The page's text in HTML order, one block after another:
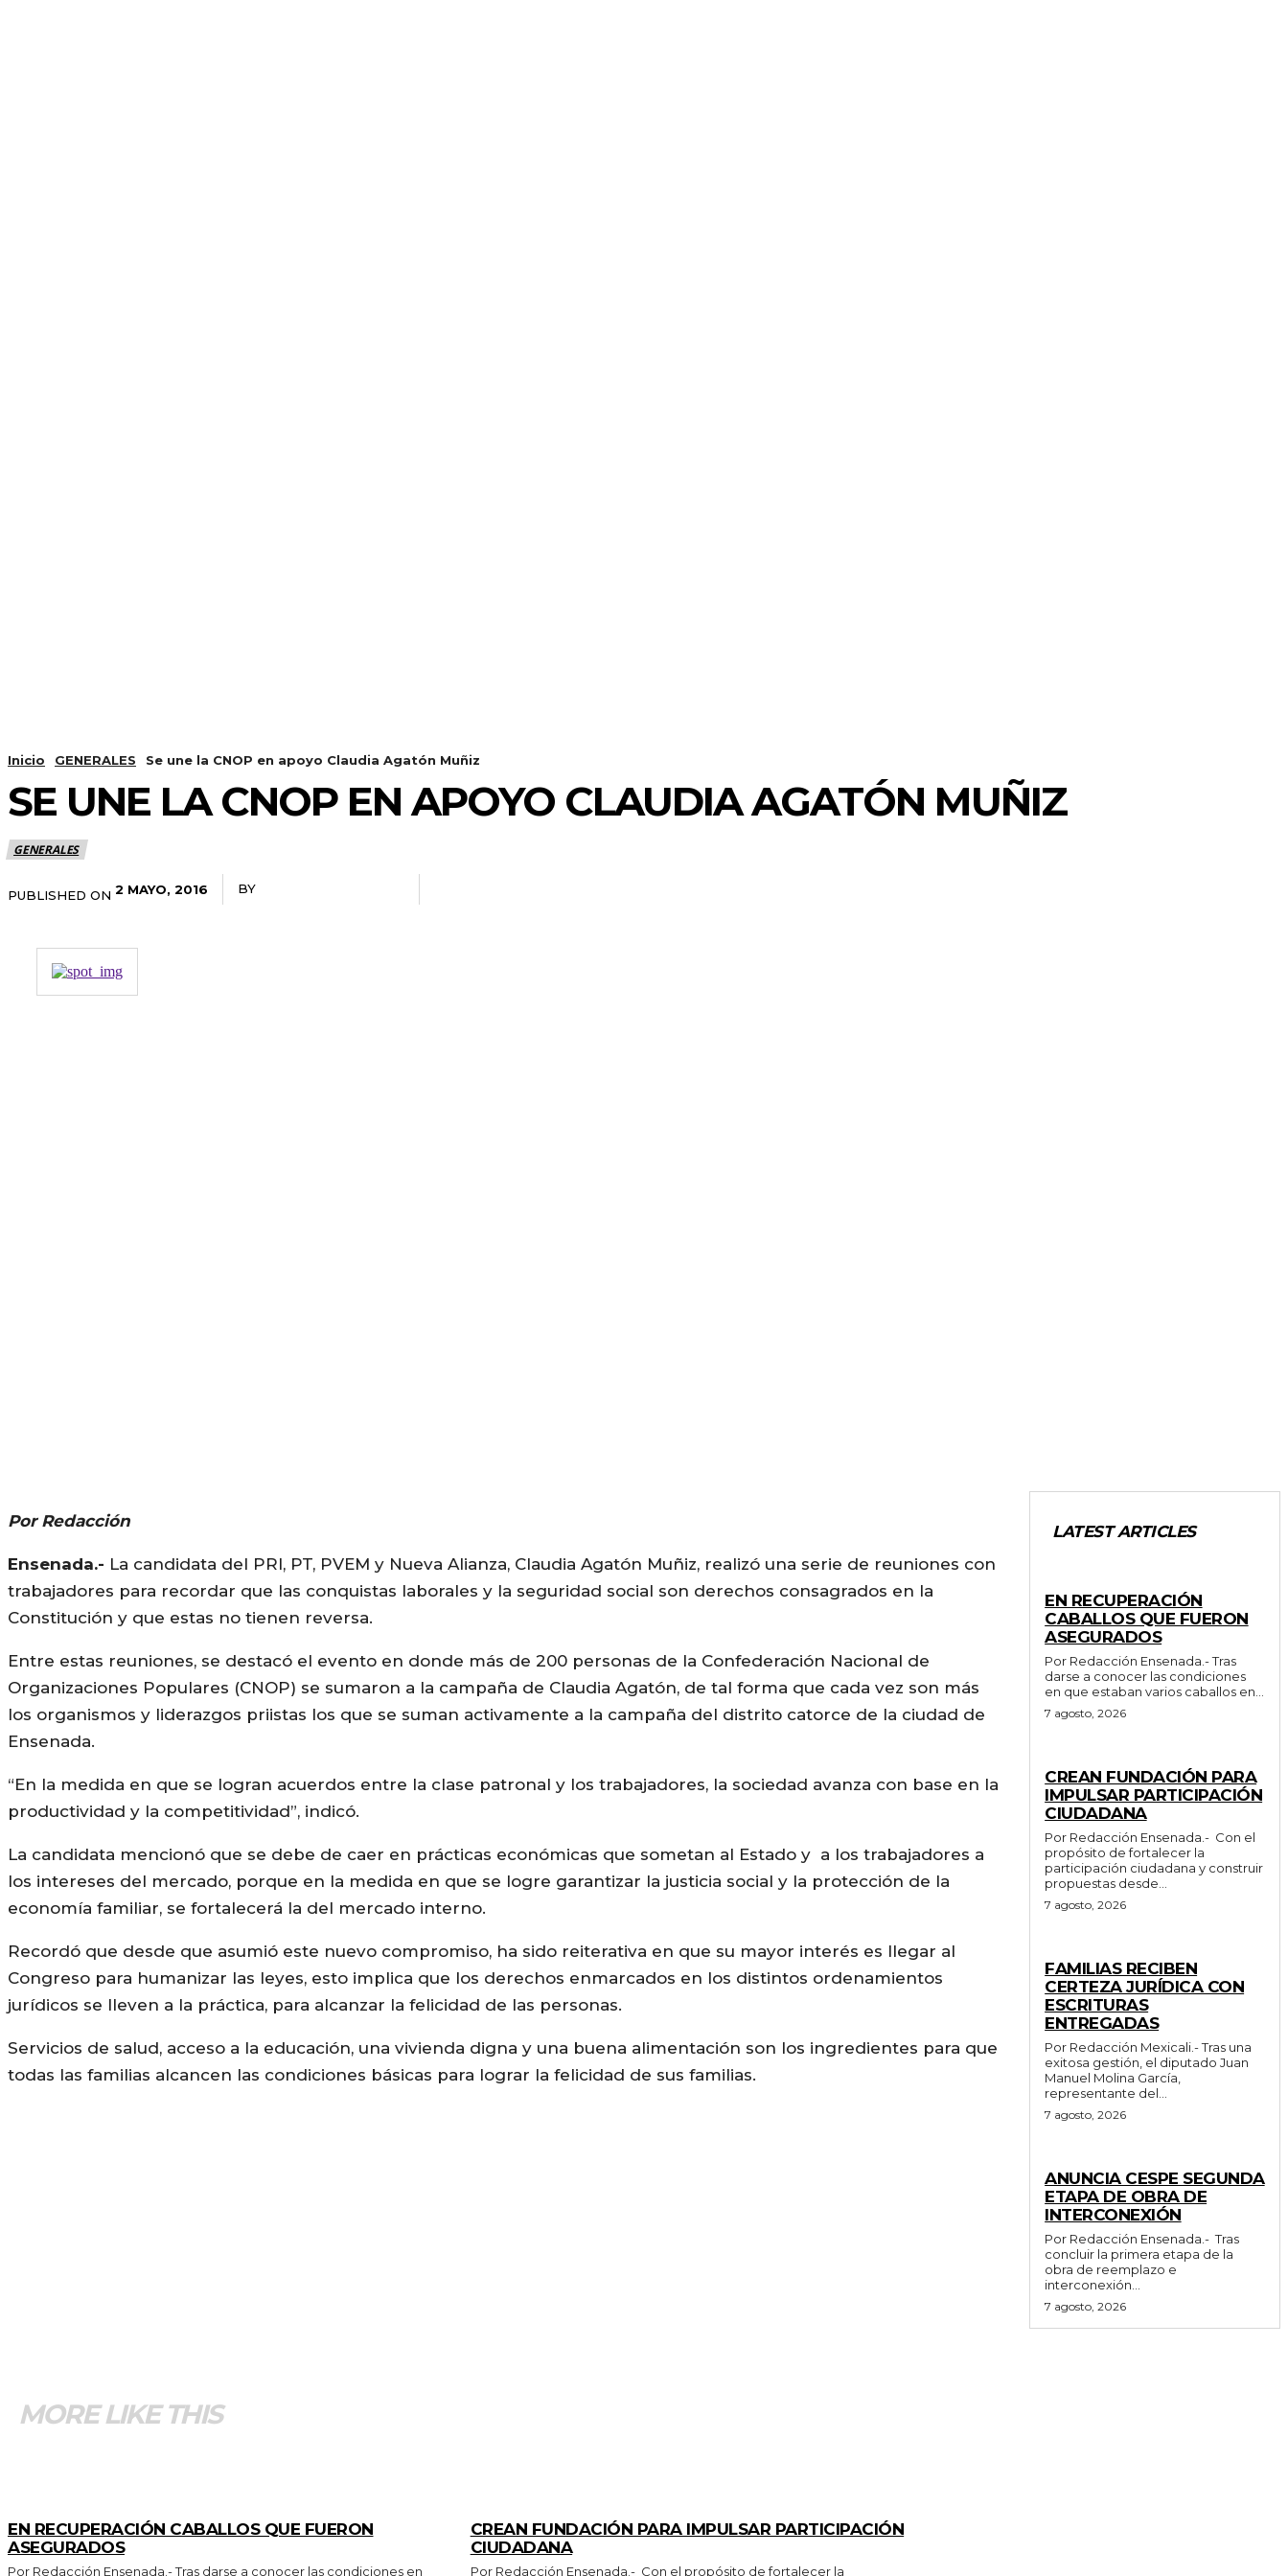
Inicio GENERALES Se une la CNOP en apoyo Claudia Agatón Muñiz
SE UNE LA CNOP EN APOYO CLAUDIA AGATÓN MUÑIZ
GENERALES
PUBLISHED ON 2 MAYO, 2016 BY
Por Redacción
Ensenada.- La candidata del PRI, PT, PVEM y Nueva Alianza, Claudia Agatón Muñiz, realizó una serie de reuniones con
trabajadores para recordar que las conquistas laborales y la seguridad social son derechos consagrados en la
Constitución y que estas no tienen reversa.
Entre estas reuniones, se destacó el evento en donde más de 200 personas de la Confederación Nacional de
Organizaciones Populares (CNOP) se sumaron a la campaña de Claudia Agatón, de tal forma que cada vez son más
los organismos y liderazgos priistas los que se suman activamente a la campaña del distrito catorce de la ciudad de
Ensenada.
“En la medida en que se logran acuerdos entre la clase patronal y los trabajadores, la sociedad avanza con base en la
productividad y la competitividad”, indicó.
La candidata mencionó que se debe de caer en prácticas económicas que sometan al Estado y a los trabajadores a
los intereses del mercado, porque en la medida en que se logre garantizar la justicia social y la protección de la
economía familiar, se fortalecerá la del mercado interno.
Recordó que desde que asumió este nuevo compromiso, ha sido reiterativa en que su mayor interés es llegar al
Congreso para humanizar las leyes, esto implica que los derechos enmarcados en los distintos ordenamientos
jurídicos se lleven a la práctica, para alcanzar la felicidad de las personas.
Servicios de salud, acceso a la educación, una vivienda digna y una buena alimentación son los ingredientes para que
todas las familias alcancen las condiciones básicas para lograr la felicidad de sus familias.
LATEST ARTICLES
EN RECUPERACIÓN
CABALLOS QUE FUERON
ASEGURADOS
Por Redacción Ensenada.- Tras
darse a conocer las condiciones
en que estaban varios caballos en...
7 agosto, 2026
CREAN FUNDACIÓN PARA
IMPULSAR PARTICIPACIÓN
CIUDADANA
Por Redacción Ensenada.- Con el
propósito de fortalecer la
participación ciudadana y construir
propuestas desde...
7 agosto, 2026
FAMILIAS RECIBEN
CERTEZA JURÍDICA CON
ESCRITURAS
ENTREGADAS
Por Redacción Mexicali.- Tras una
exitosa gestión, el diputado Juan
Manuel Molina García,
representante del...
7 agosto, 2026
ANUNCIA CESPE SEGUNDA
ETAPA DE OBRA DE
INTERCONEXIÓN
Por Redacción Ensenada.- Tras
concluir la primera etapa de la
obra de reemplazo e
interconexión...
7 agosto, 2026
MORE LIKE THIS
EN RECUPERACIÓN CABALLOS QUE FUERON
ASEGURADOS
Por Redacción Ensenada.- Tras darse a conocer las condiciones en
CREAN FUNDACIÓN PARA IMPULSAR PARTICIPACIÓN
CIUDADANA
Por Redacción Ensenada.- Con el propósito de fortalecer la